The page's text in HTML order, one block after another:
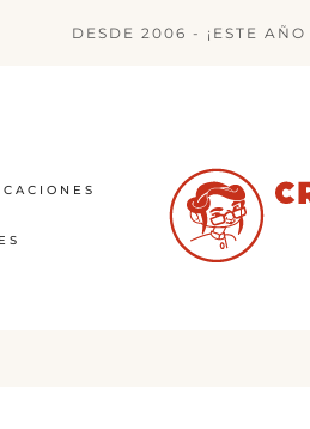
DESDE 2006 - ¡ESTE